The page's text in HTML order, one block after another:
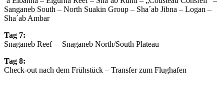
Sanganeb South – North Suakin Group – Sha´ab Jibna – Logan –
Sha´ab Ambar
Tag 7:
Snaganeb Reef – Snaganeb North/South Plateau
Tag 8:
Check-out nach dem Frühstück – Transfer zum Flughafen